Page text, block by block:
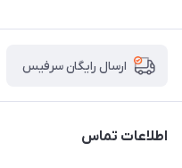
ارسال رایگان سرفیس
اطلاعات تماس